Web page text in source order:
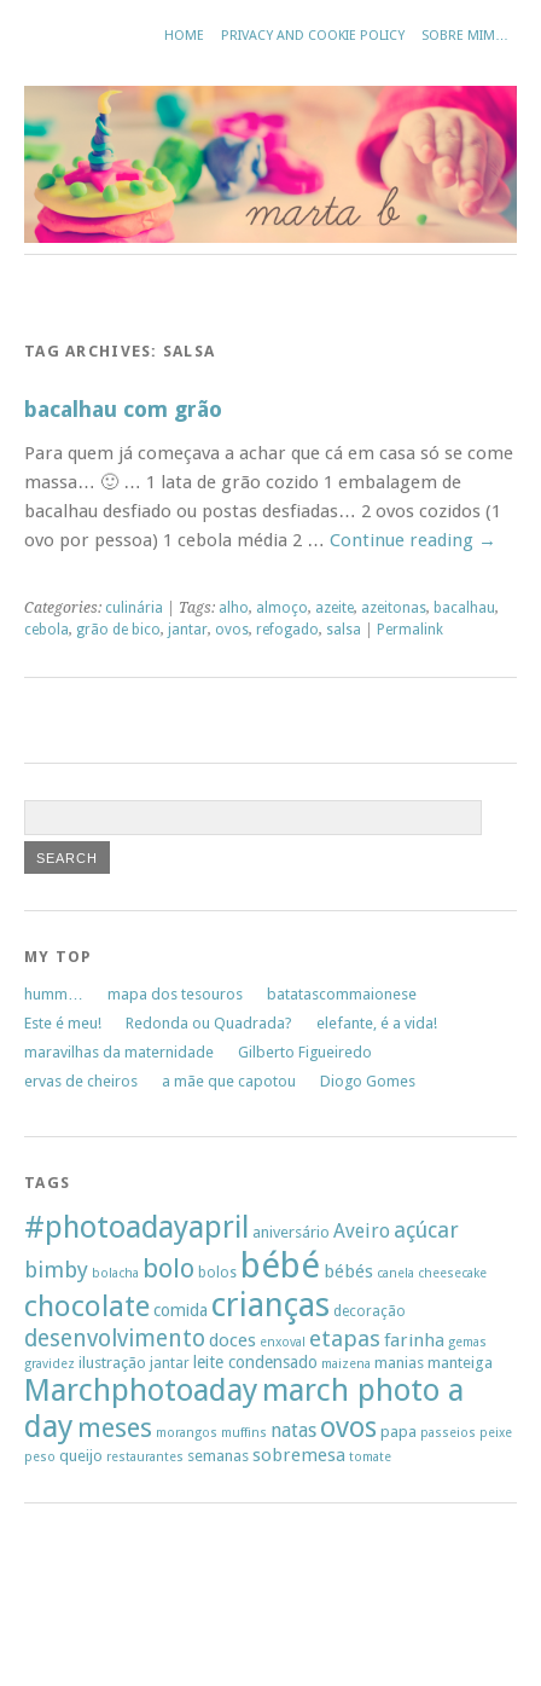
HOME PRIVACY AND COOKIE POLICY SOBRE MIM…
TAG ARCHIVES: SALSA
bacalhau com grão
Para quem já começava a achar que cá em casa só se come
massa… 🙂 … 1 lata de grão cozido 1 embalagem de
bacalhau desfiado ou postas desfiadas… 2 ovos cozidos (1
ovo por pessoa) 1 cebola média 2 … Continue reading →
Categories: culinária | Tags: alho, almoço, azeite, azeitonas, bacalhau,
cebola, grão de bico, jantar, ovos, refogado, salsa Permalink
MY TOP
humm… mapa dos tesouros
batatascommaionese
Este é meu!
Redonda ou Quadrada?
elefante, é a vida!
maravilhas da maternidade
Gilberto Figueiredo
ervas de cheiros
a mãe que capotou Diogo Gomes
TAGS
#photoadayapril aniversário Aveiro açúcar
bimby bolacha bolo bolos bébé bébés canela cheesecake
chocolatecomida crianças decoração
desenvolvimento doces enxoval etapas farinha gemas
gravidez ilustração jantar leite condensado maizena manias manteiga
Marchphotoaday march photo a
day meses morangos muffins natas ovos papa passeios peixe
peso queijo restaurantes semanas sobremesa tomate